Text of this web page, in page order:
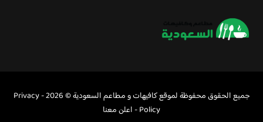
جميع الحقوق محفوظة لموقع كافيهات و مطاعم السعودية © 2026 -
Privacy
Policy
-اعلن معنا